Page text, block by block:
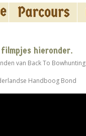
hieronder.
van Back To Bowhunting
Handboog Bond